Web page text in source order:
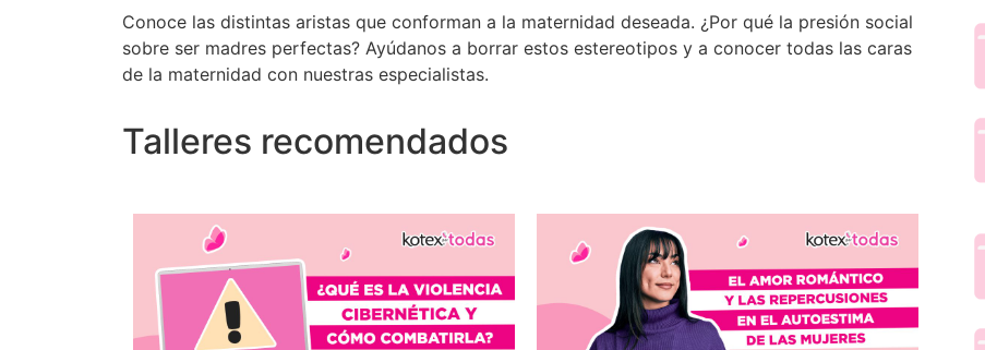
Conoce las distintas aristas que conforman a la maternidad deseada. ¿Por qué la presión social
sobre ser madres perfectas? Ayúdanos a borrar estos estereotipos y a conocer todas las caras
de la maternidad con nuestras especialistas.
Talleres recomendados